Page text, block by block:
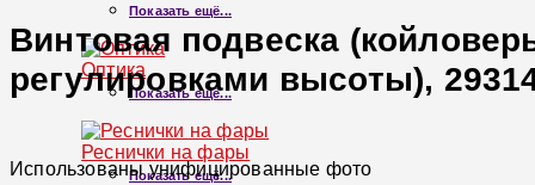
Показать ещё...
Оптика
Показать ещё...
Реснички на фары
Показать ещё...
Винтовая подвеска
регулировками высоты),
Использованы унифицированные фото